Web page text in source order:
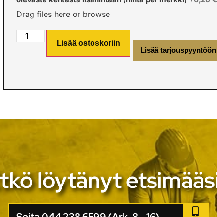
Drag files here or browse
Lisää ostoskoriin
Lisää tarjouspyyntöön
löytänyt